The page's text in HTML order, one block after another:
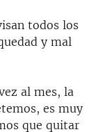
todos los
y mal
al mes, la
es muy
que quitar